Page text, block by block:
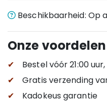
chloorbleekmiddel).
Beschikbaarheid: Op
Onze voordelen
✔
Bestel vóór 21:00
✔
Gratis verzending
✔
Kadokeus garantie